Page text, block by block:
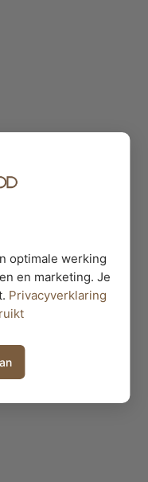
optimale werking
en marketing. Je
Privacyverklaring